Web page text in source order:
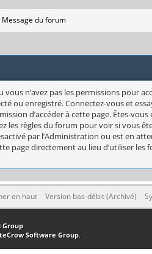
Message du forum
vous n’avez pas les permissions pour
ou enregistré. Connectez-vous et
d’accéder à cette page. Êtes-
les règles du forum pour voir si vous
par l’Administration ou est en
page directement au lieu d’utiliser
en haut Version bas-débit (Archivé)
Group.
Software Group.